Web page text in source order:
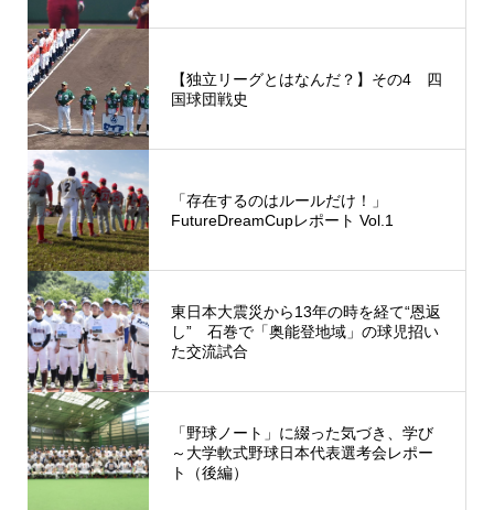
【独立リーグとはなんだ？】その4 四
国球団戦史
「存在するのはルールだけ！」
FutureDreamCupレポート Vol.1
東日本大震災から13年の時を経て“恩返
し” 石巻で「奥能登地域」の球児招い
た交流試合
「野球ノート」に綴った気づき、学び
～大学軟式野球日本代表選考会レポー
ト（後編）